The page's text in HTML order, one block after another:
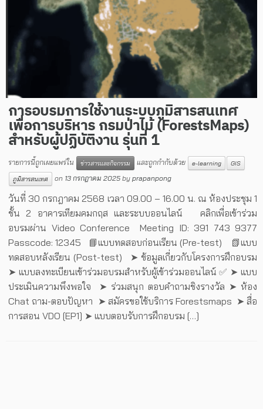
การอบรมการใช้งานระบบภูมิสารสนเทศ
เพื่อการบริหาร กรมป่าไม้ (ForestsMaps)
สำหรับผู้ปฏิบัติงาน รุ่นที่ 1
รายการนี้ถูกเผยแพร่ใน ข่าวสารและกิจกรรม และถูกกำกับด้วย e-learning
GIS
ภูมิสารสนเทศ
on 13 กรกฎาคม 2025 byprapanpong
วันที่ 30 กรกฎาคม 2568 เวลา 09.00 – 16.00 น. ณ ห้องประชุม 1
ชั้น 2 อาคารเทียมคมกฤส และระบบออนไลน์ คลิกเพื่อเข้าร่วม
อบรมผ่าน Video Conference Meeting ID: 391 743 9377
Passcode: 12345 📘แบบทดสอบก่อนเรียน (Pre-test) 📗แบบ
ทดสอบหลังเรียน (Post-test) ➤ ข้อมูลเกี่ยวกับโครงการฝึกอบรม
➤ แบบลงทะเบียนเข้าร่วมอบรมสำหรับผู้เข้าร่วมออนไลน์ ✅ ➤ แบบ
ประเมินความพึงพอใจ ➤ ร่วมสนุก ตอบคำถามชิงรางวัล ➤ ห้อง
Chat ถาม-ตอบปัญหา ➤ สมัครขอใช้บริการ Forestsmaps ➤ สื่อ
การสอน VDO [EP1] ➤ แบบตอบรับการฝึกอบรม […]